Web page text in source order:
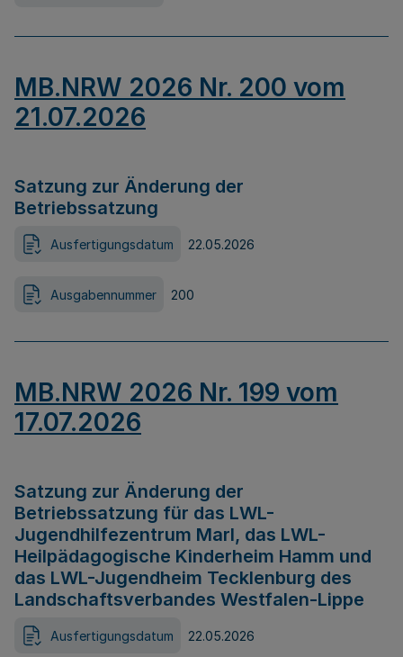
MB.NRW 2026 Nr. 200 vom
21.07.2026
Satzung zur Änderung der
Betriebssatzung
Ausfertigungsdatum 22.05.2026
Ausgabennummer 200
MB.NRW 2026 Nr. 199 vom
17.07.2026
Satzung zur Änderung der
Betriebssatzung für das LWL-
Jugendhilfezentrum Marl, das LWL-
Heilpädagogische Kinderheim Hamm und
das LWL-Jugendheim Tecklenburg des
Landschaftsverbandes Westfalen-Lippe
Ausfertigungsdatum 22.05.2026